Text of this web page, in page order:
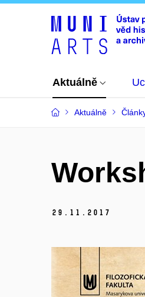
Aktuálně
Aktuálně
29. 11. 2017